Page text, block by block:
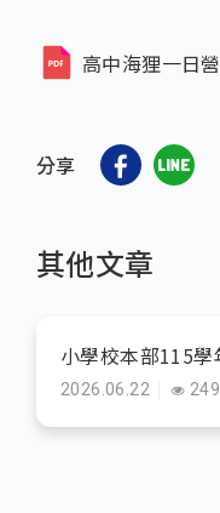
高中海狸一日
分享
其他文章
小學校本部115
2026.06.22